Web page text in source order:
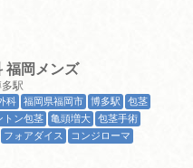
福岡メンズ
駅
科 福岡県福岡市 博多駅
包茎
トン包茎 亀頭増大
包茎手術
フォアダイス
コンジローマ